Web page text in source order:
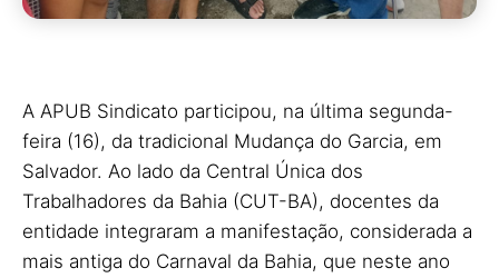
A APUB Sindicato participou, na última segunda-
feira (16), da tradicional Mudança do Garcia, em
Salvador. Ao lado da Central Única dos
Trabalhadores da Bahia (CUT-BA), docentes da
entidade integraram a manifestação, considerada a
mais antiga do Carnaval da Bahia, que neste ano